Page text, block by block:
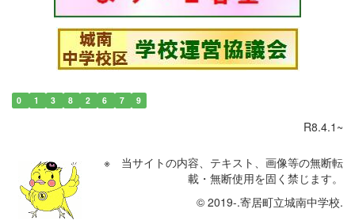
0 1 3 8 2 6 7 9
R8.4.1~
※ 当サイトの内容、テキスト、画像等の無断転
載・無断使用を固く禁じます。
© 2019-.寄居町立城南中学校.